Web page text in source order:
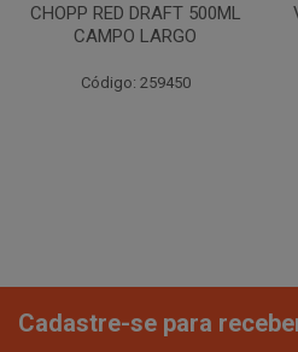
CHOPP RED DRAFT 500ML
CAMPO LARGO
Código: 259450
Cadastre-se para